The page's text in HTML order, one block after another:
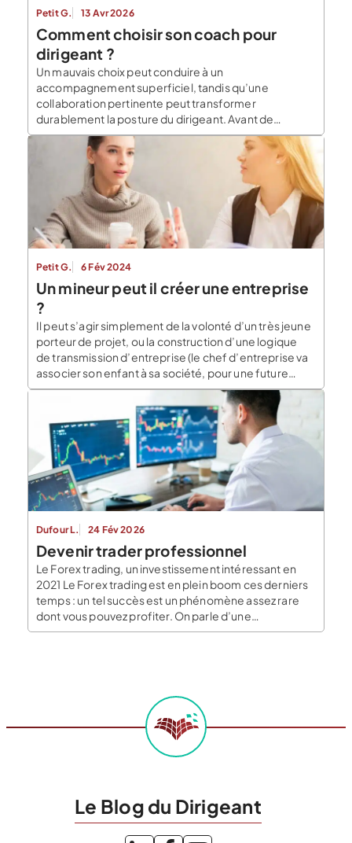
Petit G. 13 Avr 2026
Comment choisir son coach pour
dirigeant ?
Un mauvais choix peut conduire à un
accompagnement superficiel, tandis qu’une
collaboration pertinente peut transformer
durablement la posture du dirigeant. Avant de
s’engager, il convient donc d’examiner plusieurs
critères concrets. Expérience, méthode de travail,
compatibilité humaine et clarté des objectifs jouent
un rôle déterminant dans la réussite d’un coaching
exécutif. Comprendre ce qu’un coach pour […]
Petit G. 6 Fév 2024
Un mineur peut il créer une entreprise
?
Il peut s’agir simplement de la volonté d’un très jeune
porteur de projet, ou la construction d’une logique
de transmission d’entreprise (le chef d’entreprise va
associer son enfant à sa société, pour une future
transmission). Un mineur peut-il créer une entreprise
? Le Blog du Dirigeant répond à la question. 1. UN
MINEUR PEUT CRÉER UNE ENTREPRISE […]
Dufour L. 24 Fév 2026
Devenir trader professionnel
Le Forex trading, un investissement intéressant en
2021 Le Forex trading est en plein boom ces derniers
temps : un tel succès est un phénomène assez rare
dont vous pouvez profiter. On parle d’une
augmentation de 477%, principalement due à
Le Blog du Dirigeant